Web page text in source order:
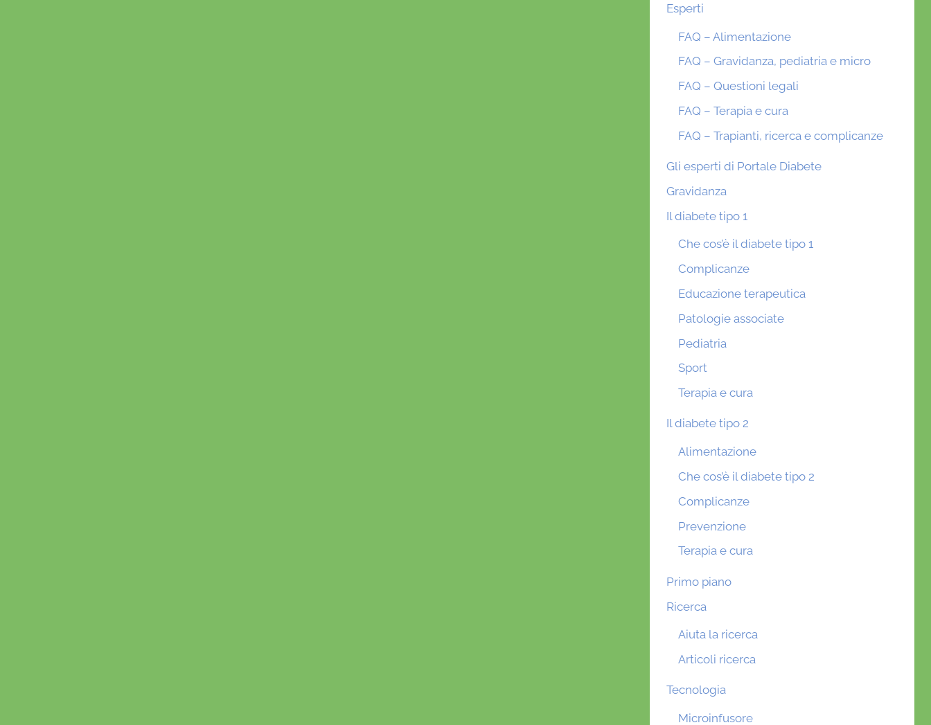
Esperti
FAQ – Alimentazione
FAQ – Gravidanza, pediatria e micro
FAQ – Questioni legali
FAQ – Terapia e cura
FAQ – Trapianti, ricerca e complicanze
Gli esperti di Portale Diabete
Gravidanza
Il diabete tipo 1
Che cos’è il diabete tipo 1
Complicanze
Educazione terapeutica
Patologie associate
Pediatria
Sport
Terapia e cura
Il diabete tipo 2
Alimentazione
Che cos’è il diabete tipo 2
Complicanze
Prevenzione
Terapia e cura
Primo piano
Ricerca
Aiuta la ricerca
Articoli ricerca
Tecnologia
Microinfusore